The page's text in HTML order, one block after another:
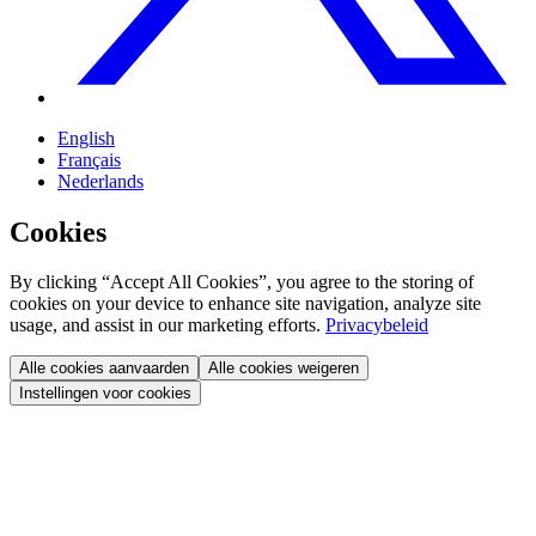
English
Français
Nederlands
Cookies
By clicking “Accept All Cookies”, you agree to the storing of
cookies on your device to enhance site navigation, analyze site
usage, and assist in our marketing efforts. Privacybeleid
Alle cookies aanvaarden
Alle cookies weigeren
Instellingen voor cookies